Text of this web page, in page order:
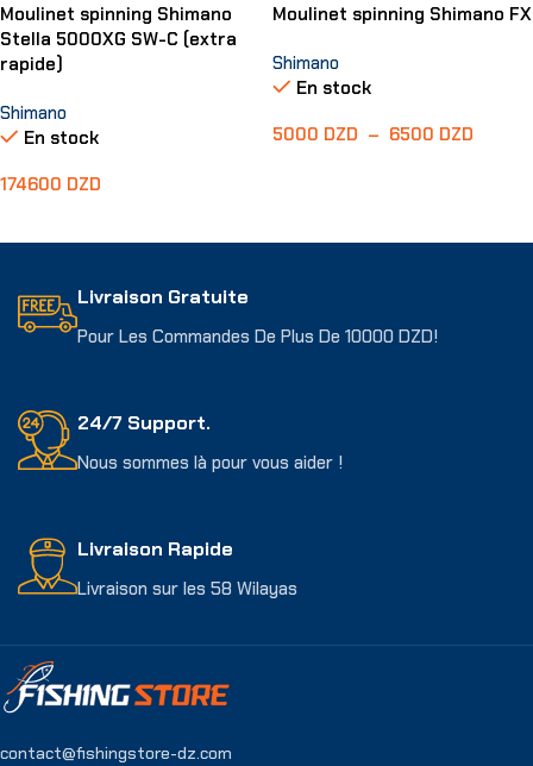
Moulinet spinning Shimano
Stella 5000XG SW-C (extra
rapide)
Shimano
En stock
174600 DZD
Moulinet spinning Shimano FX
Shimano
En stock
5000 DZD – 6500 DZD
Livraison Gratuite
Pour Les Commandes De Plus De 10000 DZD!
24/7 Support.
Nous sommes là pour vous aider !
Livraison Rapide
Livraison sur les 58 Wilayas
contact@fishingstore-dz.com